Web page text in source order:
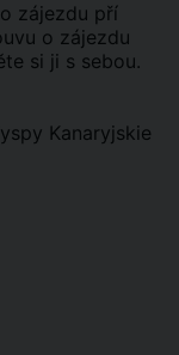
zájezdu pří
o zájezdu
si ji s sebou.
Kanaryjskie